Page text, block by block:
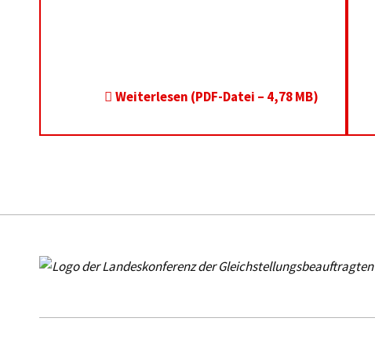
Weiterlesen (PDF-Datei – 4,78 MB)
Skip back to main navigation
lakog niedersachsen